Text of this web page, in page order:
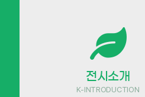
전시소개
K-INTRODUCTION